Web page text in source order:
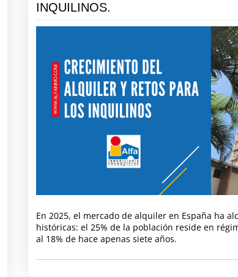
INQUILINOS.
En 2025, el mercado de alquiler en España ha
históricas: el 25% de la población reside en
al 18% de hace apenas siete años.